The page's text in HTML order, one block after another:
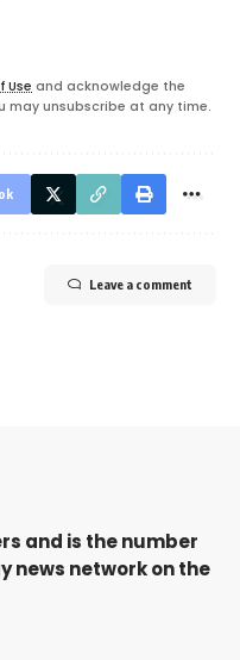
Use and acknowledge the
may unsubscribe at any time.
Leave a comment
and is the number
news network on the